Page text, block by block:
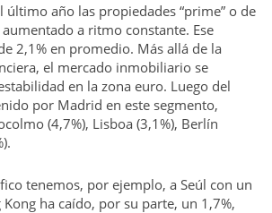
último año las propiedades “prime” o de
aumentado a ritmo constante. Ese
2,1% en promedio. Más allá de la
el mercado inmobiliario se
en la zona euro. Luego del
por Madrid en este segmento,
(4,7%), Lisboa (3,1%), Berlín
tenemos, por ejemplo, a Seúl con un
Kong ha caído, por su parte, un 1,7%,